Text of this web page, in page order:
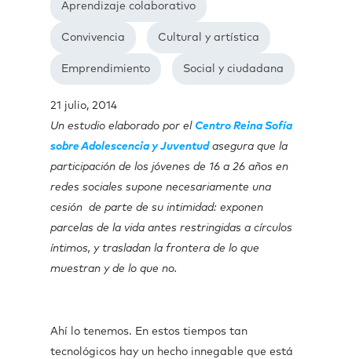
Aprendizaje colaborativo
Convivencia Cultural y artística
Emprendimiento Social y ciudadana
21 julio, 2014
Un estudio elaborado por el Centro Reina Sofía
sobre Adolescencia y Juventudasegura que la
participación de los jóvenes de 16 a 26 años en
redes sociales supone necesariamente una
cesión de parte de su intimidad: exponen
parcelas de la vida antes restringidas a círculos
íntimos, y trasladan la frontera de lo que
muestran y de lo que no.
Ahí lo tenemos. En estos tiempos tan
tecnológicos hay un hecho innegable que está